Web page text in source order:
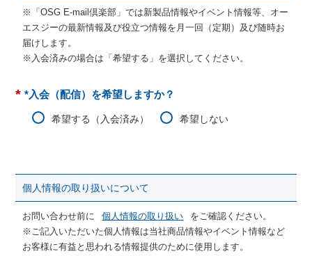
※「OSG E-mail倶楽部」では新製品情報やイベント情報等、オー
エスジーの最新情報及び役立つ情報を月一回（定期）及び随時お
届けします。
※入会済みの場合は「希望する」を選択してください。
* *入会（配信）を希望しますか？
希望する（入会済み） 希望しない
個人情報の取り扱いについて
お問い合わせ前に 個人情報の取り扱い
をご確認ください。
※ご記入いただいた個人情報は当社商品情報やイベント情報など
お客様に有益と思われる情報提供のために使用します。